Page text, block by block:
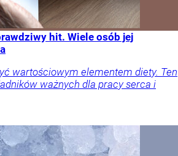
hit. Wiele osób jej
wartościowym elementem diety. Ten
ważnych dla pracy serca i